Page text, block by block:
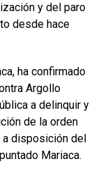
y del paro
desde hace
ha confirmado
Argollo
a delinquir y
de la orden
disposición del
Mariaca.